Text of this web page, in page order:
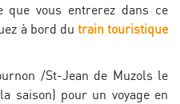
que vous entrerez dans ce
à bord du train touristique
/St-Jean de Muzols le
saison) pour un voyage en